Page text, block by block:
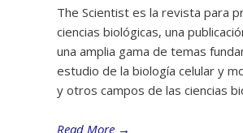
The Scientist es la revista para
ciencias biológicas, una
una amplia gama de temas
estudio de la biología celular y
y otros campos de las ciencias
Read More →